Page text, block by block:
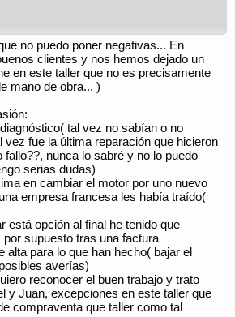
no puedo poner negativas... En
clientes y nos hemos dejado un
en este taller que no es precisamente
mano de obra... )
tal vez no sabían o no
vez fue la última reparación que hicieron
fallo??, nunca lo sabré y no lo puedo
serias dudas)
en cambiar el motor por uno nuevo
empresa francesa les había traído(
está opción al final he tenido que
por supuesto tras una factura
alta para lo que han hecho( bajar el
averías)
reconocer el buen trabajo y trato
y Juan, excepciones en este taller que
compraventa que taller como tal